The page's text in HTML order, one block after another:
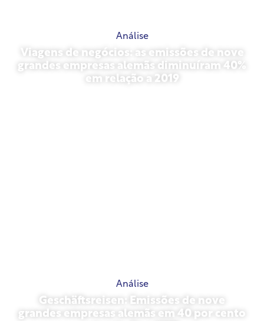
Análise
Viagens de negócios: as emissões de nove
grandes empresas alemãs diminuíram 40%
em relação a 2019
Análise
Geschäftsreisen: Emissões de nove
grandes empresas alemãs em 40 por cento